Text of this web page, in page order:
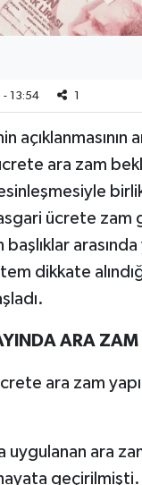
13:54 1
açıklanmasının
ara zam
ücrete zam
başlıklar
dikkate
ARA
ara zam
uygulanan ara